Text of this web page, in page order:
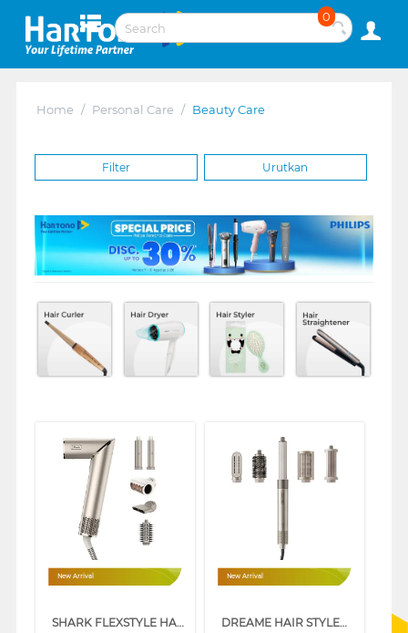
0
Home / Personal Care / Beauty Care
Filter Urutkan
New Arrival
SHARK FLEXSTYLE HAIR DRYER AND STYLER SERIES
New Arrival
DREAME HAIR STYLER DREAMEAIRSTYLE